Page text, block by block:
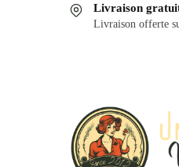
variations.
choisies
sur
la
Livraison
Livraison offerte